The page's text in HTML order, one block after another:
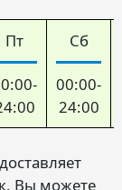
Пт Сб
00:00-
24:00
Вы можете